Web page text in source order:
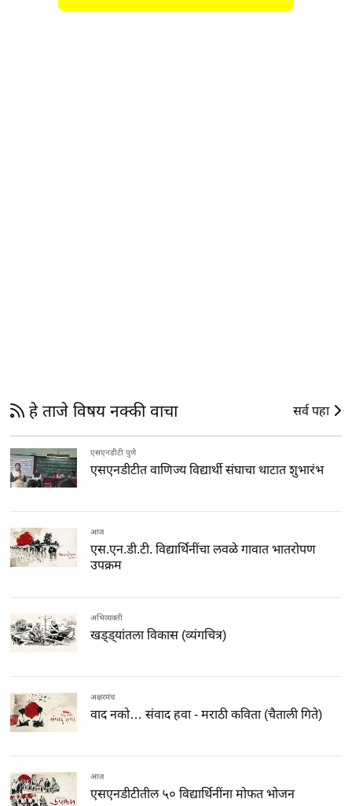
हे ताजे विषय नक्की वाचा सर्व पहा
एसएनडीटी पुणे
एसएनडीटीत वाणिज्य विद्यार्थी संघाचा थाटात शुभारंभ
आज
एस.एन.डी.टी. विद्यार्थिनींचा लवळे गावात भातरोपण
उपक्रम
अभिव्यक्ती
खड्ड्यांतला विकास (व्यंगचित्र)
अक्षरमंच
वाद नको… संवाद हवा - मराठी कविता (चैताली गिते)
आज
एसएनडीटीतील ५० विद्यार्थिनींना मोफत भोजन